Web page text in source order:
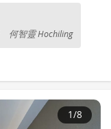
何智靈 Hochiling
1/8